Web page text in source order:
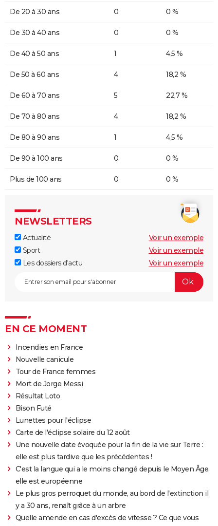
De 20 à 30 ans 0 0 %
De 30 à 40 ans 0 0 %
De 40 à 50 ans 1 4,5 %
De 50 à 60 ans 4 18,2 %
De 60 à 70 ans 5 22,7 %
De 70 à 80 ans 4 18,2 %
De 80 à 90 ans 1 4,5 %
De 90 à 100 ans 0 0 %
Plus de 100 ans 0 0 %
NEWSLETTERS
Actualité
Voir un exemple
Sport
Voir un exemple
Les dossiers d'actu
Voir un exemple
EN CE MOMENT
Incendies en France
Nouvelle canicule
Tour de France femmes
Mort de Jorge Messi
Résultat Loto
Bison Futé
Lunettes pour l'éclipse
Carte de l'éclipse solaire du 12 août
Une nouvelle date évoquée pour la fin de la vie sur Terre :
elle est plus tardive que les précédentes !
C'est la langue qui a le moins changé depuis le Moyen Âge,
elle est européenne
Le plus gros perroquet du monde, au bord de l'extinction il
y a 30 ans, renaît grâce à un arbre
Quelle amende en cas d'excès de vitesse ? Ce que vous